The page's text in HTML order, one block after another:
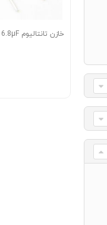
خازن تانتالیوم 6.8µF ولتاژ 10V